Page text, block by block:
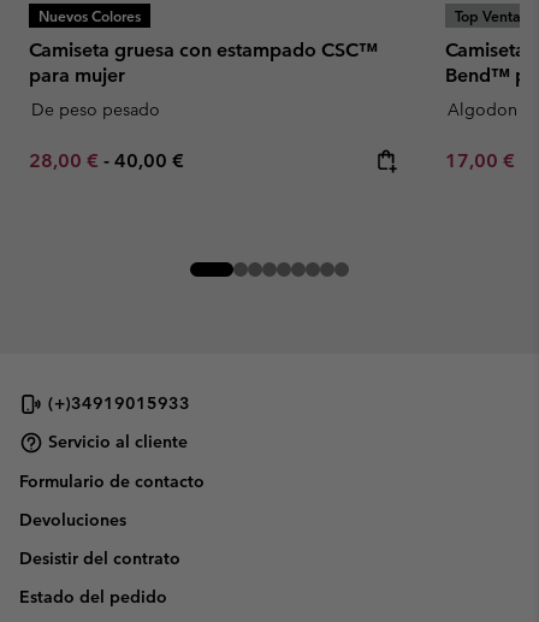
Nuevos Colores
Camiseta gruesa con estampado CSC™
para mujer
De peso pesado
Minimum sale price:
28,00 € - Maximum price:
40,00 €
Top Ventas
Camiseta
Bend™
Algodon
Minimum
17,00 €
(+)34919015933
Servicio al cliente
Formulario de contacto
Devoluciones
Desistir del contrato
Estado del pedido